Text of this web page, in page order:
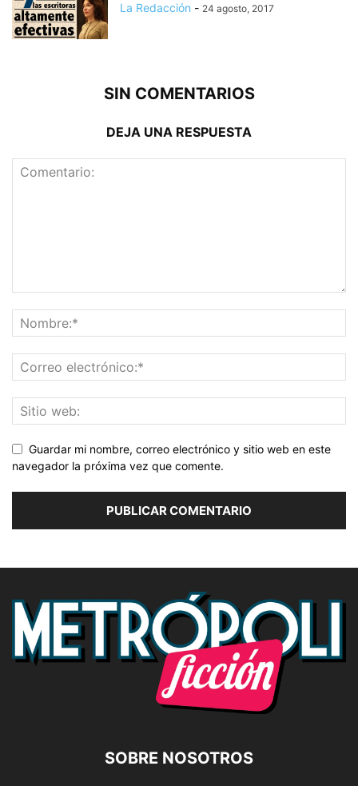
La Redacción - 24 agosto, 2017
SIN COMENTARIOS
DEJA UNA RESPUESTA
Guardar mi nombre, correo electrónico y sitio web en este
navegador la próxima vez que comente.
SOBRE NOSOTROS